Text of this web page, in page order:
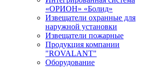
«ОРИОН» «Болид»
Извещатели охранные для
наружной установки
Извещатели пожарные
Продукция компании
"ROVALANT"
Оборудование